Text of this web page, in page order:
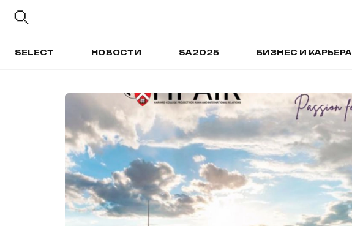
SELECT НОВОСТИ SA2025 БИЗНЕС И КАРЬЕРА